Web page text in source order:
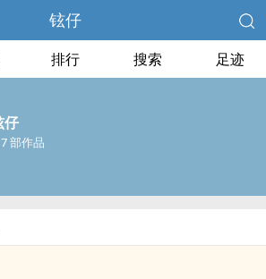
铉仔
排行 搜索 足迹
仔
部作品